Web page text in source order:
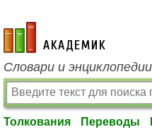
academic.ru
Словари и
Толкования Переводы